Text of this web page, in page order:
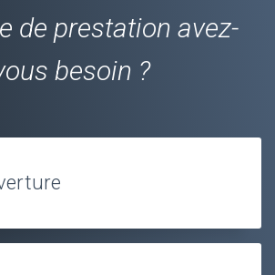
de prestation avez-
besoin ?